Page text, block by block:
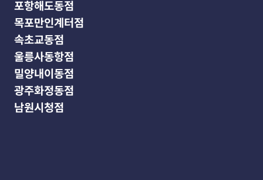
포항해도동점
목포만인계터점
속초교동점
울릉사동항점
밀양내이동점
광주화정동점
남원시청점